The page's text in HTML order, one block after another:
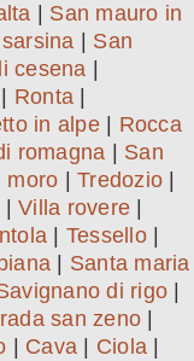
San mauro in
San
cesena
Ronta
in alpe| Rocca
romagna
San
moro Tredozio
Villa rovere
Tessello|
Santa maria
di rigo
san zeno
Cava Ciola